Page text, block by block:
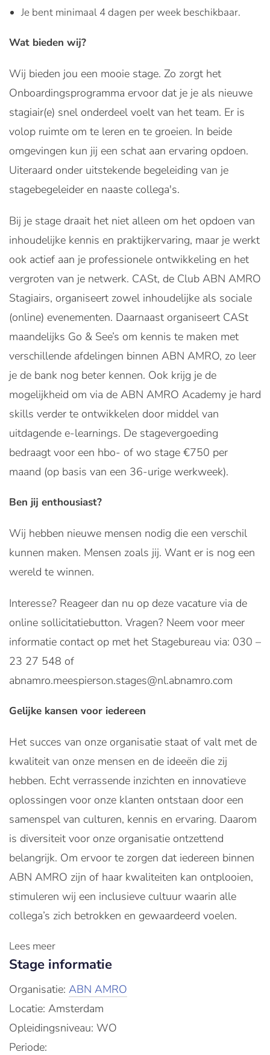
Je bent minimaal 4 dagen per week beschikbaar.
Wat bieden wij?
Wij bieden jou een mooie stage. Zo zorgt het
Onboardingsprogramma ervoor dat je je als nieuwe
stagiair(e) snel onderdeel voelt van het team. Er is
volop ruimte om te leren en te groeien. In beide
omgevingen kun jij een schat aan ervaring opdoen.
Uiteraard onder uitstekende begeleiding van je
stagebegeleider en naaste collega's.
Bij je stage draait het niet alleen om het opdoen van
inhoudelijke kennis en praktijkervaring, maar je werkt
ook actief aan je professionele ontwikkeling en het
vergroten van je netwerk. CASt, de Club ABN AMRO
Stagiairs, organiseert zowel inhoudelijke als sociale
(online) evenementen. Daarnaast organiseert CASt
maandelijks Go & See’s om kennis te maken met
verschillende afdelingen binnen ABN AMRO, zo leer
je de bank nog beter kennen. Ook krijg je de
mogelijkheid om via de ABN AMRO Academy je hard
skills verder te ontwikkelen door middel van
uitdagende e-learnings. De stagevergoeding
bedraagt voor een hbo- of wo stage €750 per
maand (op basis van een 36-urige werkweek).
Ben jij enthousiast?
Wij hebben nieuwe mensen nodig die een verschil
kunnen maken. Mensen zoals jij. Want er is nog een
wereld te winnen.
Interesse? Reageer dan nu op deze vacature via de
online sollicitatiebutton. Vragen? Neem voor meer
informatie contact op met het Stagebureau via: 030 –
23 27 548 of
abnamro.meespierson.stages@nl.abnamro.com
Gelijke kansen voor iedereen
Het succes van onze organisatie staat of valt met de
kwaliteit van onze mensen en de ideeën die zij
hebben. Echt verrassende inzichten en innovatieve
oplossingen voor onze klanten ontstaan door een
samenspel van culturen, kennis en ervaring. Daarom
is diversiteit voor onze organisatie ontzettend
belangrijk. Om ervoor te zorgen dat iedereen binnen
ABN AMRO zijn of haar kwaliteiten kan ontplooien,
stimuleren wij een inclusieve cultuur waarin alle
collega’s zich betrokken en gewaardeerd voelen.
Lees meer
Stage informatie
Organisatie: ABN AMRO
Locatie: Amsterdam
Opleidingsniveau: WO
Periode: